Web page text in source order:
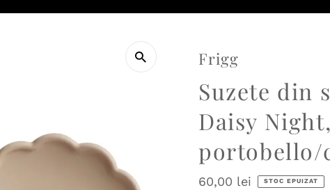
Frigg
Suzete din
Daisy
portobello/
Preț
60,00 lei STOC EPUIZAT